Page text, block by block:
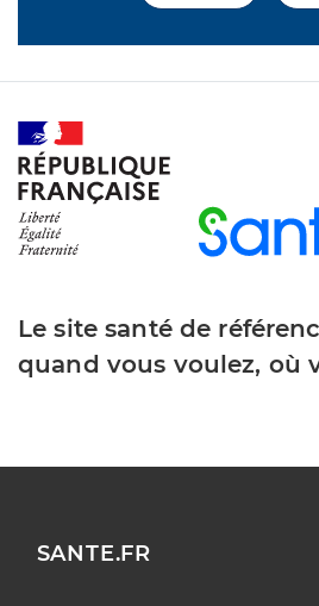
Le site santé de
quand vous voulez, où
SANTE.FR